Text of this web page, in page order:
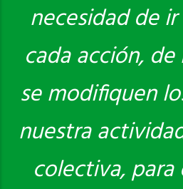
necesidad de
cada acción,
se modifiquen
nuestra
colectiva,